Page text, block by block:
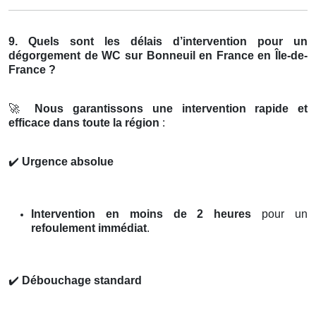
9. Quels sont les délais d’intervention pour un
dégorgement de WC sur Bonneuil en France en Île-de-
France ?
🚀
Nous garantissons une intervention rapide et
efficace dans toute la région :
✔️ Urgence absolue
Intervention en moins de 2 heures pour un
refoulement immédiat.
✔️ Débouchage standard